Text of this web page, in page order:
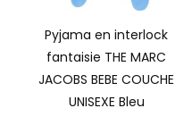
Pyjama en interlock
fantaisie THE MARC
JACOBS BEBE COUCHE
UNISEXE Bleu